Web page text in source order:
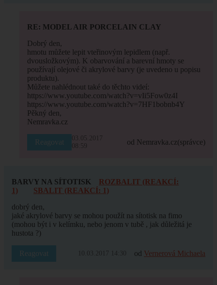
RE: MODEL AIR PORCELAIN CLAY
Dobrý den,
hmotu můžete lepit vteřinovým lepidlem (např.
dvousložkovým). K obarvování a barevní hmoty se
používají olejové či akrylové barvy (je uvedeno u popisu
produktu).
Můžete nahlédnout také do těchto videí:
https://www.youtube.com/watch?v=vIi5Fow0z4I
https://www.youtube.com/watch?v=7HF1bobnb4Y
Pěkný den,
Nemravka.cz
Reagovat
03.05.2017
08:59
od Nemravka.cz(správce)
BARVY NA SÍTOTISK
ROZBALIT (REAKCÍ:
1)
SBALIT (REAKCÍ: 1)
dobrý den,
jaké akrylové barvy se mohou použít na sítotisk na fimo
(mohou být i v kelímku, nebo jenom v tubě , jak důležitá je
hustota ?)
Reagovat 10.03.2017 14:30 od Vernerová Michaela